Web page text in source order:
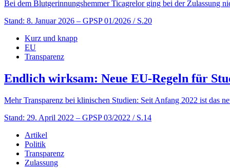
Bei dem Blutgerinnungshemmer Ticagrelor ging bei der Zulassung
Stand: 8. Januar 2026 – GPSP 01/2026 / S.20
Kurz und knapp
EU
Transparenz
Endlich wirksam: Neue EU-Regeln für
Mehr Transparenz bei klinischen Studien: Seit Anfang 2022 ist das
Stand: 29. April 2022 – GPSP 03/2022 / S.14
Artikel
Politik
Transparenz
Zulassung